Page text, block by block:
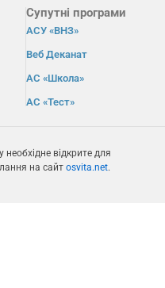
Супутні програми
АСУ «ВНЗ»
Веб Деканат
АС «Школа»
АС «Тест»
відкрите для
на сайт osvita.net.